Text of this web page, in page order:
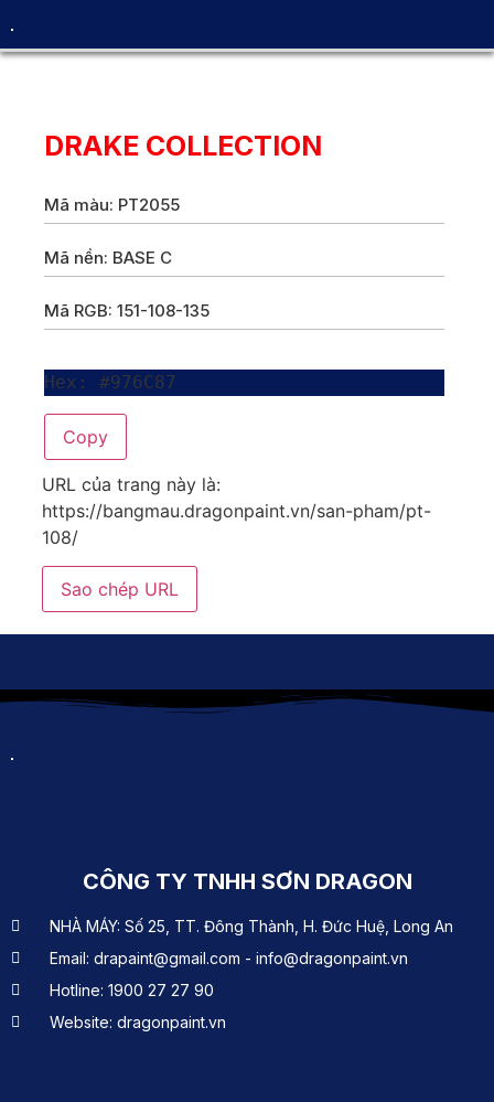
DRAKE COLLECTION
Mã màu: PT2055
Mã nền: BASE C
Mã RGB: 151-108-135
Hex: #976C87
Copy
URL của trang này là:
https://bangmau.dragonpaint.vn/san-pham/pt-
108/
Sao chép URL
CÔNG TY TNHH SƠN DRAGON
NHÀ MÁY: Số 25, TT. Đông Thành, H. Đức Huệ, Long An
Email: drapaint@gmail.com - info@dragonpaint.vn
Hotline: 1900 27 27 90
Website: dragonpaint.vn